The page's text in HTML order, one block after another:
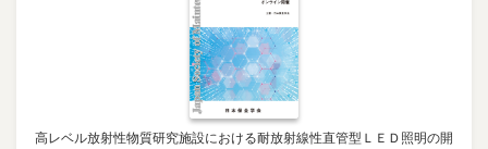
高レベル放射性物質研究施設における耐放射線性直管型ＬＥＤ照明の開